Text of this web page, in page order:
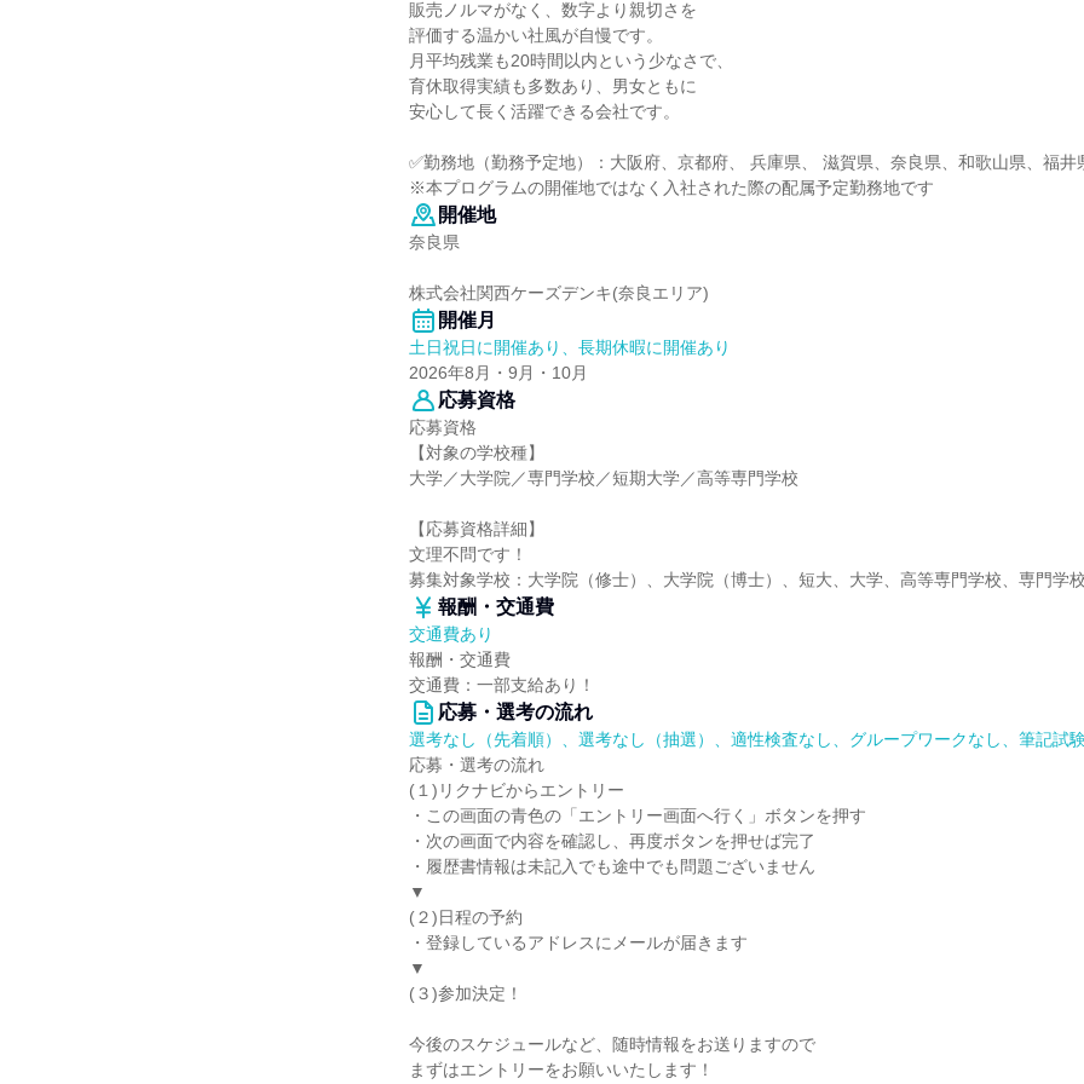
販売ノルマがなく、数字より親切さを
評価する温かい社風が自慢です。
月平均残業も20時間以内という少なさで、
育休取得実績も多数あり、男女ともに
安心して長く活躍できる会社です。
✅勤務地（勤務予定地）：大阪府、京都府、 兵庫県、 滋賀県、奈良県、和歌山県、福井
※本プログラムの開催地ではなく入社された際の配属予定勤務地です
開催地
奈良県
株式会社関西ケーズデンキ(奈良エリア)
開催月
土日祝日に開催あり、長期休暇に開催あり
2026年8月・9月・10月
応募資格
応募資格
【対象の学校種】
大学／大学院／専門学校／短期大学／高等専門学校
【応募資格詳細】
文理不問です！
募集対象学校：大学院（修士）、大学院（博士）、短大、大学、高等専門学校、専門学
報酬・交通費
交通費あり
報酬・交通費
交通費：一部支給あり！
応募・選考の流れ
選考なし（先着順）、選考なし（抽選）、適性検査なし、グループワークなし、筆記試
応募・選考の流れ
(１)リクナビからエントリー
・この画面の青色の「エントリー画面へ行く」ボタンを押す
・次の画面で内容を確認し、再度ボタンを押せば完了
・履歴書情報は未記入でも途中でも問題ございません
▼
(２)日程の予約
・登録しているアドレスにメールが届きます
▼
(３)参加決定！
今後のスケジュールなど、随時情報をお送りますので
まずはエントリーをお願いいたします！